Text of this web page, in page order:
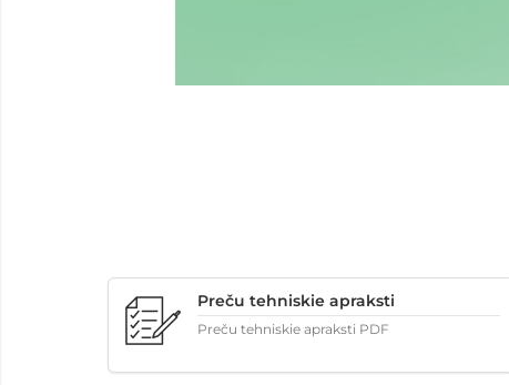
Preču tehniskie apraksti
Preču tehniskie apraksti PDF